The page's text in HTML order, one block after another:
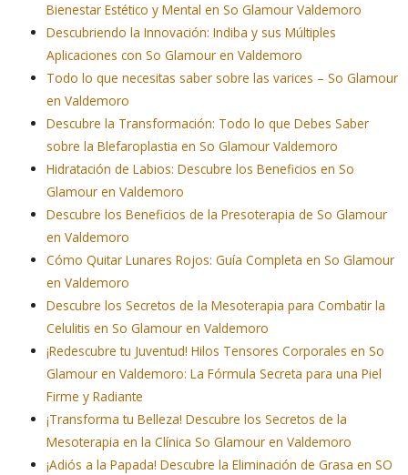
Bienestar Estético y Mental en So Glamour Valdemoro
Descubriendo la Innovación: Indiba y sus Múltiples
Aplicaciones con So Glamour en Valdemoro
Todo lo que necesitas saber sobre las varices – So Glamour
en Valdemoro
Descubre la Transformación: Todo lo que Debes Saber
sobre la Blefaroplastia en So Glamour Valdemoro
Hidratación de Labios: Descubre los Beneficios en So
Glamour en Valdemoro
Descubre los Beneficios de la Presoterapia de So Glamour
en Valdemoro
Cómo Quitar Lunares Rojos: Guía Completa en So Glamour
en Valdemoro
Descubre los Secretos de la Mesoterapia para Combatir la
Celulitis en So Glamour en Valdemoro
¡Redescubre tu Juventud! Hilos Tensores Corporales en So
Glamour en Valdemoro: La Fórmula Secreta para una Piel
Firme y Radiante
¡Transforma tu Belleza! Descubre los Secretos de la
Mesoterapia en la Clínica So Glamour en Valdemoro
¡Adiós a la Papada! Descubre la Eliminación de Grasa en SO